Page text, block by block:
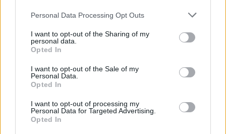
Personal Data Processing Opt Outs
I want to opt-out of the Sharing of my
personal data.
Opted In
I want to opt-out of the Sale of my
Personal Data.
Opted In
I want to opt-out of processing my
Personal Data for Targeted Advertising.
Opted In